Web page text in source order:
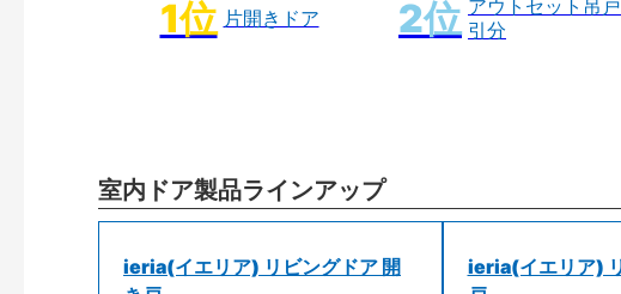
片開きドア
アウトセット吊戸
引分
室内ドア製品ラインアップ
ieria(イエリア) リビングドア 開
ieria(イエリア)